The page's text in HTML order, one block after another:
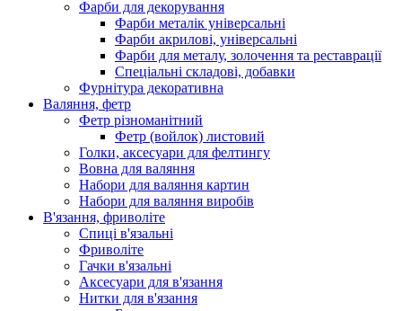
Фарби для декорування
Фарби металік універсальні
Фарби акрилові, універсальні
Фарби для металу, золочення та реставрації
Спеціальні складові, добавки
Фурнітура декоративна
Валяння, фетр
Фетр різноманітний
Фетр (войлок) листовий
Голки, аксесуари для фелтингу
Вовна для валяння
Набори для валяння картин
Набори для валяння виробів
В'язання, фриволіте
Спиці в'язальні
Фриволіте
Гачки в'язальні
Аксесуари для в'язання
Нитки для в'язання